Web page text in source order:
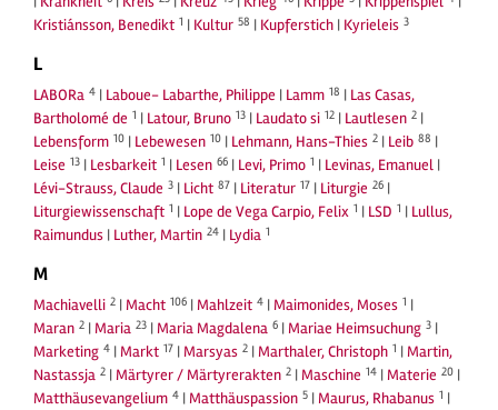
Kristiánsson, Benedikt 1 | Kultur 58 | Kupferstich | Kyrieleis 3
L
LABORa 4 | Laboue- Labarthe, Philippe | Lamm 18 | Las Casas,
Bartholomé de 1 | Latour, Bruno 13 | Laudato si 12 | Lautlesen 2 |
Lebensform 10 | Lebewesen 10 | Lehmann, Hans-Thies 2 | Leib 88 |
Leise 13 | Lesbarkeit 1 | Lesen 66 | Levi, Primo 1 | Levinas, Emanuel |
Lévi-Strauss, Claude 3 | Licht 87 | Literatur 17 | Liturgie 26 |
Liturgiewissenschaft 1 | Lope de Vega Carpio, Felix 1 | LSD 1 | Lullus,
Raimundus | Luther, Martin 24 | Lydia 1
M
Machiavelli 2 | Macht 106 | Mahlzeit 4 | Maimonides, Moses 1 |
Maran 2 | Maria 23 | Maria Magdalena 6 | Mariae Heimsuchung 3 |
Marketing 4 | Markt 17 | Marsyas 2 | Marthaler, Christoph 1 | Martin,
Nastassja 2 | Märtyrer / Märtyrerakten 2 | Maschine 14 | Materie 20 |
Matthäusevangelium 4 | Matthäuspassion 5 | Maurus, Rhabanus 1 |